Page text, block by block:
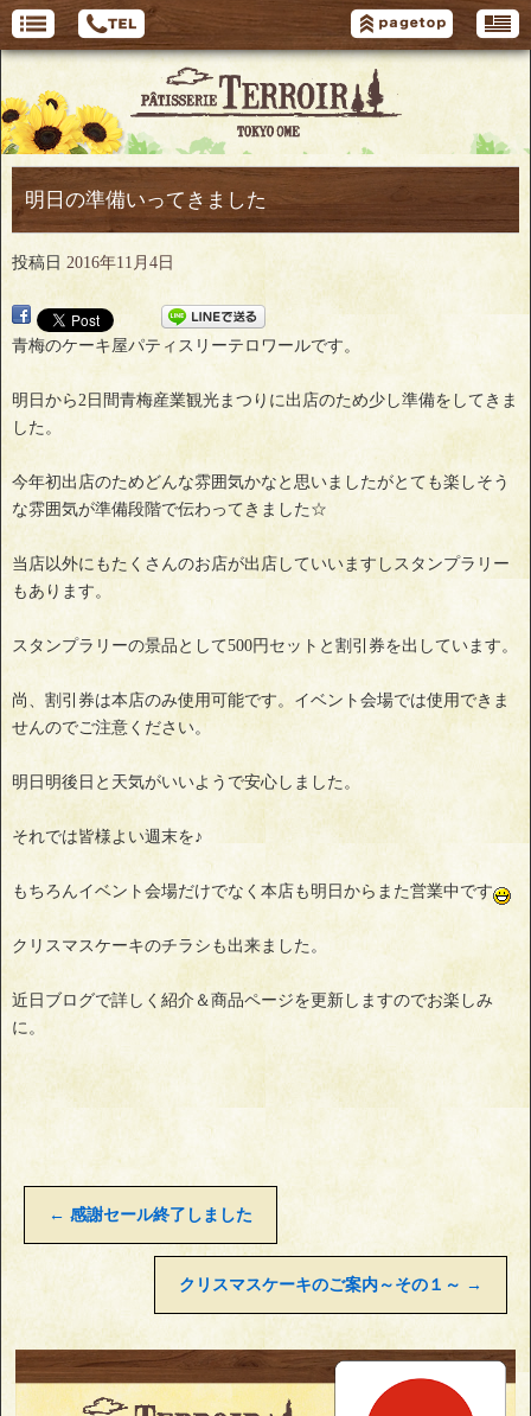
明日の準備いってきました
投稿日 2016年11月4日
青梅のケーキ屋パティスリーテロワールです。
明日から2日間青梅産業観光まつりに出店のため少し準備をしてきま
した。
今年初出店のためどんな雰囲気かなと思いましたがとても楽しそう
な雰囲気が準備段階で伝わってきました☆
当店以外にもたくさんのお店が出店していいますしスタンプラリー
もあります。
スタンプラリーの景品として500円セットと割引券を出しています。
尚、割引券は本店のみ使用可能です。イベント会場では使用できま
せんのでご注意ください。
明日明後日と天気がいいようで安心しました。
それでは皆様よい週末を♪
もちろんイベント会場だけでなく本店も明日からまた営業中です
クリスマスケーキのチラシも出来ました。
近日ブログで詳しく紹介＆商品ページを更新しますのでお楽しみ
に。
← 感謝セール終了しました
クリスマスケーキのご案内～その１～ →